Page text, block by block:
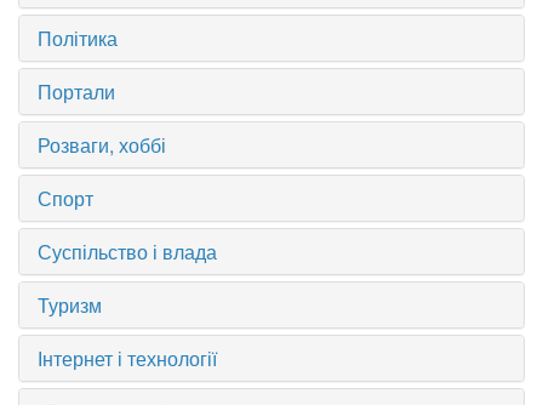
Політика
Портали
Розваги, хоббі
Спорт
Суспільство і влада
Туризм
Інтернет і технології